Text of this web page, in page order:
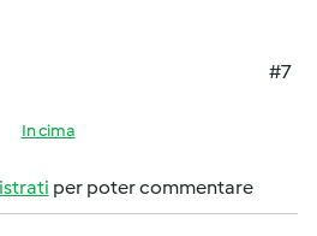
#7
In cima
per poter commentare